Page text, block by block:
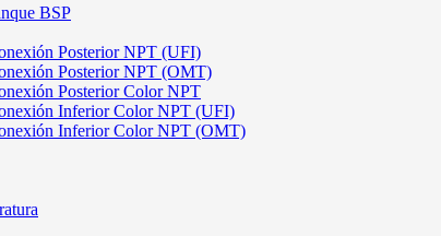
BSP
Posterior NPT (UFI)
Posterior NPT (OMT)
Posterior Color NPT
Inferior Color NPT (UFI)
Inferior Color NPT (OMT)